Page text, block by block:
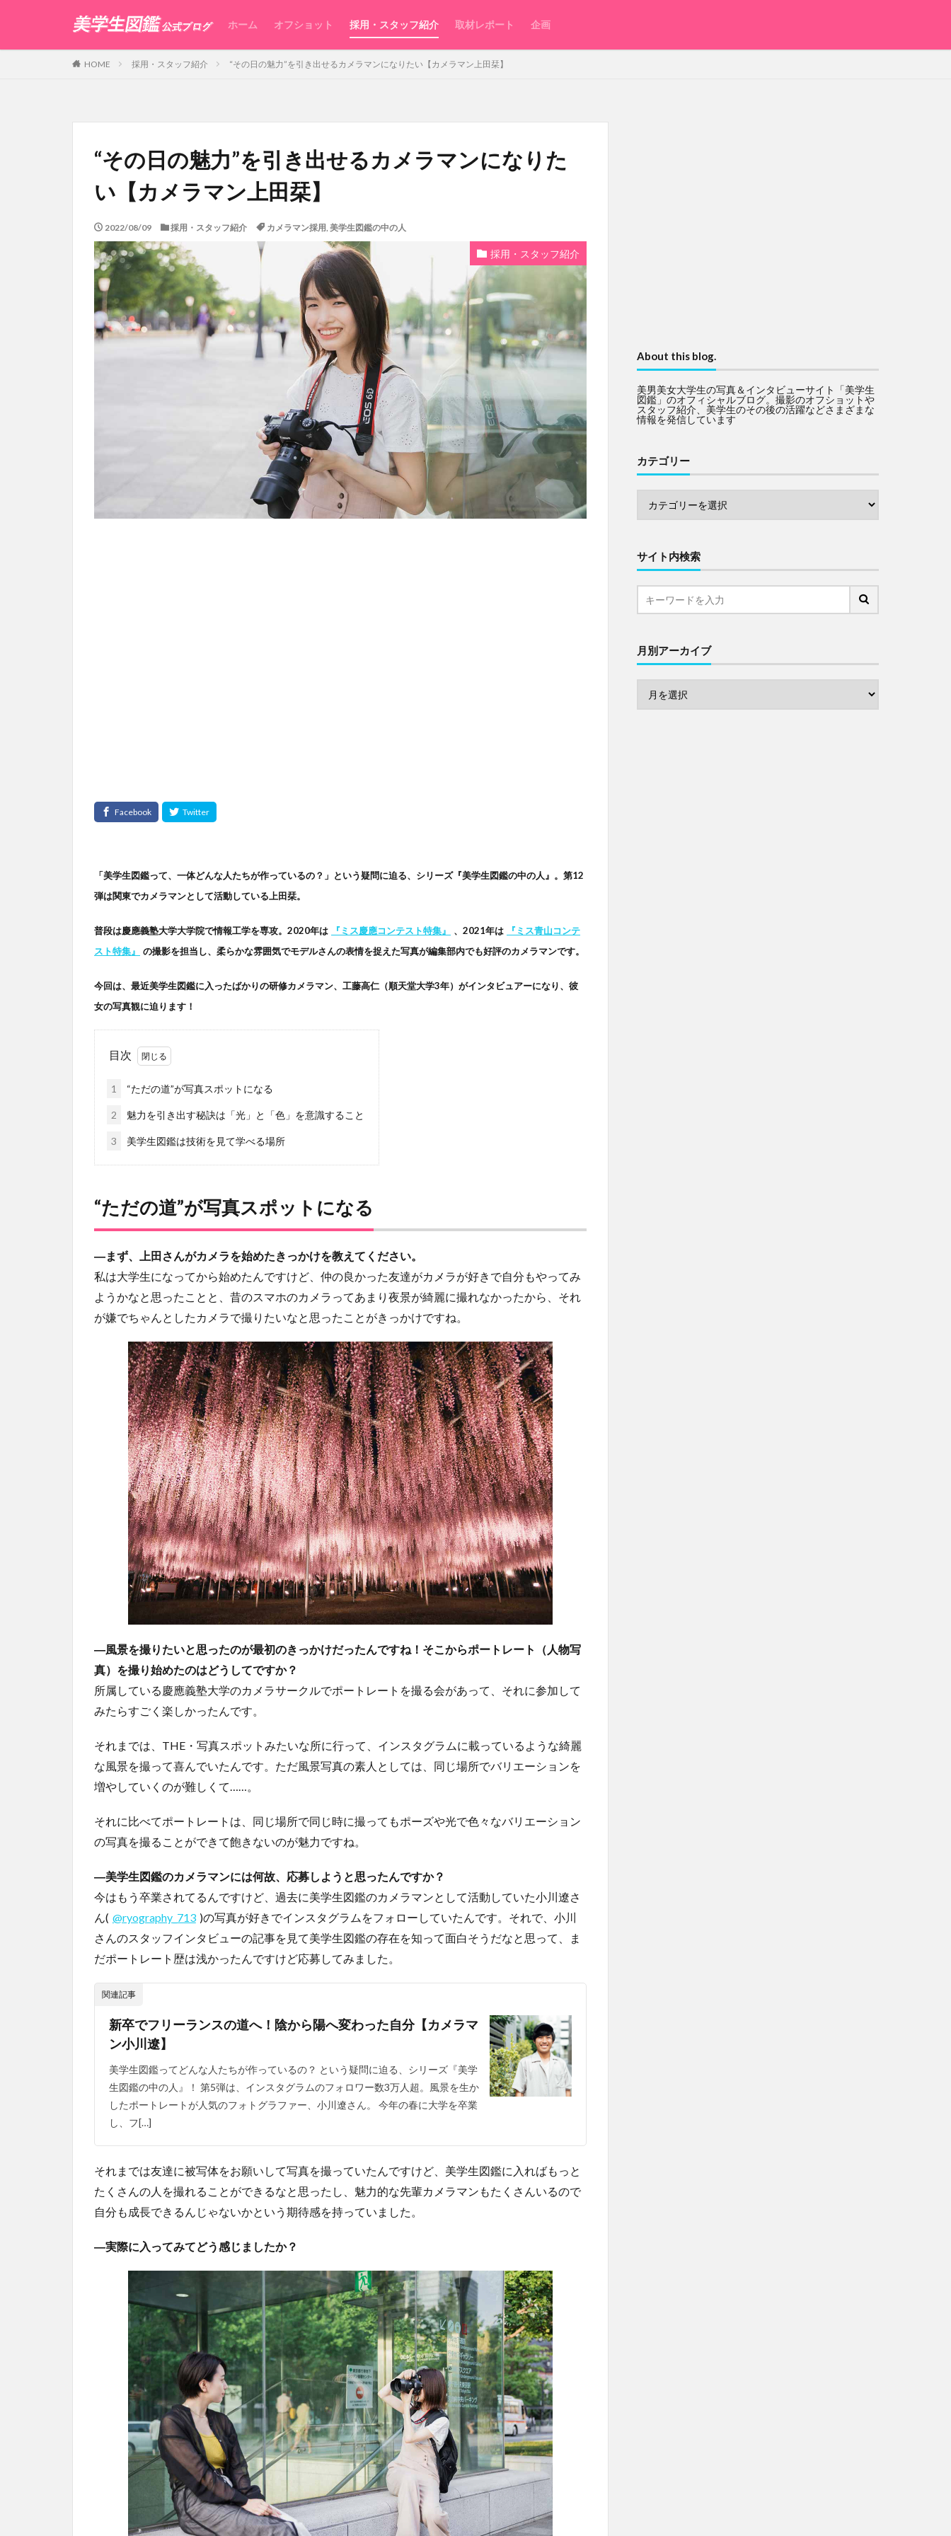
ホーム オフショット 採用・スタッフ紹介 取材レポート 企画
HOME 採用・スタッフ紹介 “その日の魅力”を引き出せるカメラマンになりたい【カメラマン上田栞】
“その日の魅力”を引き出せるカメラマンになりた
い【カメラマン上田栞】
2022/08/09 採用・スタッフ紹介 カメラマン採用, 美学生図鑑の中の人
採用・スタッフ紹介
「美学生図鑑って、一体どんな人たちが作っているの？」という疑問に迫る、シリーズ『美学生図鑑の中の人』。第12
弾は関東でカメラマンとして活動している上田栞。
普段は慶應義塾大学大学院で情報工学を専攻。2020年は 『ミス慶應コンテスト特集』 、2021年は
『ミス青山コンテ
スト特集』
の撮影を担当し、柔らかな雰囲気でモデルさんの表情を捉えた写真が編集部内でも好評のカメラマンです。
今回は、最近美学生図鑑に入ったばかりの研修カメラマン、工藤高仁（順天堂大学3年）がインタビュアーになり、彼
女の写真観に迫ります！
目次
1 “ただの道”が写真スポットになる
2 魅力を引き出す秘訣は「光」と「色」を意識すること
3 美学生図鑑は技術を見て学べる場所
“ただの道”が写真スポットになる
―まず、上田さんがカメラを始めたきっかけを教えてください。
私は大学生になってから始めたんですけど、仲の良かった友達がカメラが好きで自分もやってみ
ようかなと思ったことと、昔のスマホのカメラってあまり夜景が綺麗に撮れなかったから、それ
が嫌でちゃんとしたカメラで撮りたいなと思ったことがきっかけですね。
―風景を撮りたいと思ったのが最初のきっかけだったんですね！そこからポートレート（人物写
真）を撮り始めたのはどうしてですか？
所属している慶應義塾大学のカメラサークルでポートレートを撮る会があって、それに参加して
みたらすごく楽しかったんです。
それまでは、THE・写真スポットみたいな所に行って、インスタグラムに載っているような綺麗
な風景を撮って喜んでいたんです。ただ風景写真の素人としては、同じ場所でバリエーションを
増やしていくのが難しくて……。
それに比べてポートレートは、同じ場所で同じ時に撮ってもポーズや光で色々なバリエーション
の写真を撮ることができて飽きないのが魅力ですね。
―美学生図鑑のカメラマンには何故、応募しようと思ったんですか？
今はもう卒業されてるんですけど、過去に美学生図鑑のカメラマンとして活動していた小川遼さ
ん( @ryography_713 )の写真が好きでインスタグラムをフォローしていたんです。それで、小川
さんのスタッフインタビューの記事を見て美学生図鑑の存在を知って面白そうだなと思って、ま
だポートレート歴は浅かったんですけど応募してみました。
関連記事
新卒でフリーランスの道へ！陰から陽へ変わった自分【カメラマ
ン小川遼】
美学生図鑑ってどんな人たちが作っているの？ という疑問に迫る、シリーズ『美学
生図鑑の中の人』！ 第5弾は、インスタグラムのフォロワー数3万人超。風景を生か
したポートレートが人気のフォトグラファー、小川遼さん。 今年の春に大学を卒業
し、フ[…]
それまでは友達に被写体をお願いして写真を撮っていたんですけど、美学生図鑑に入ればもっと
たくさんの人を撮れることができるなと思ったし、魅力的な先輩カメラマンもたくさんいるので
自分も成長できるんじゃないかという期待感を持っていました。
―実際に入ってみてどう感じましたか？
About this blog.
美男美女大学生の写真＆インタビューサイト「美学生
図鑑」のオフィシャルブログ。撮影のオフショットや
スタッフ紹介、美学生のその後の活躍などさまざまな
情報を発信しています
カテゴリー
サイト内検索
月別アーカイブ